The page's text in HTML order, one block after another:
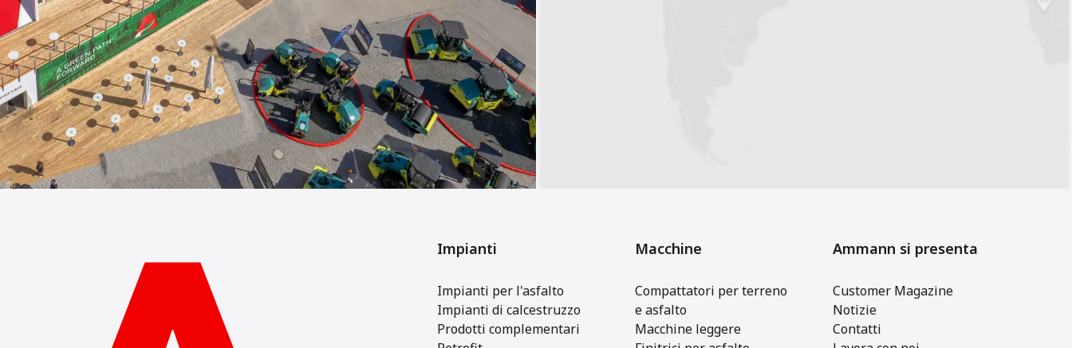
Impianti
Impianti per l'asfalto
Impianti di calcestruzzo
Prodotti complementari
Macchine
Compattatori per terreno
e asfalto
Macchine leggere
Ammann si presenta
Customer Magazine
Notizie
Contatti